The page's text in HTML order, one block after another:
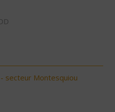
secteur Montesquiou